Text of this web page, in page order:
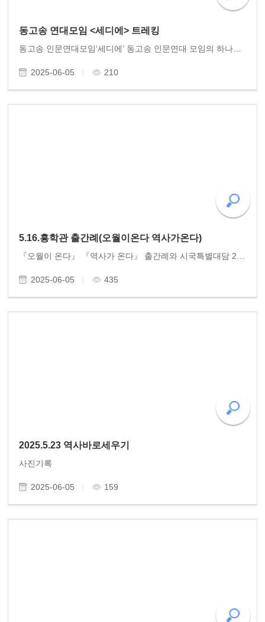
동고송 연대모임 <세디에> 트레킹
2025-06-05 210
5.16.흥학관 출간례(오월이온다 역사가온다)
2025-06-05 435
2025.5.23 역사바로세우기
사진기록
2025-06-05 159